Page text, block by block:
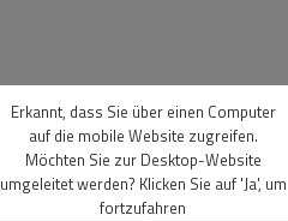
Erkannt, dass Sie über einen Computer
auf die mobile Website zugreifen.
Möchten Sie zur Desktop-Website
umgeleitet werden? Klicken Sie auf 'Ja', um
fortzufahren